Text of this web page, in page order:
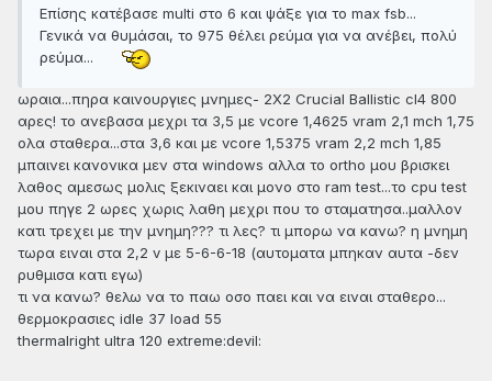
Επίσης κατέβασε multi στο 6 και ψάξε για το max fsb...
Γενικά να θυμάσαι, το 975 θέλει ρεύμα για να ανέβει, πολύ
ρεύμα...
ωραια...πηρα καινουργιες μνημες- 2Χ2 Crucial Ballistic cl4 800
αρες! το ανεβασα μεχρι τα 3,5 με vcore 1,4625 vram 2,1 mch 1,75
ολα σταθερα...στα 3,6 και με vcore 1,5375 vram 2,2 mch 1,85
μπαινει κανονικα μεν στα windows αλλα το ortho μου βρισκει
λαθος αμεσως μολις ξεκιναει και μονο στο ram test...το cpu test
μου πηγε 2 ωρες χωρις λαθη μεχρι που το σταματησα..μαλλον
κατι τρεχει με την μνημη??? τι λες? τι μπορω να κανω? η μνημη
τωρα ειναι στα 2,2 v με 5-6-6-18 (αυτοματα μπηκαν αυτα -δεν
ρυθμισα κατι εγω)
τι να κανω? θελω να το παω οσο παει και να ειναι σταθερο...
θερμοκρασιες idle 37 load 55
thermalright ultra 120 extreme:devil: